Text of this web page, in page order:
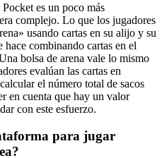
es un poco más
complejo. Lo que los jugadores
usando cartas en su alijo y su
hace combinando cartas en el
bolsa de arena vale lo mismo
evalúan las cartas en
el número total de sacos
en cuenta que hay un valor
con este esfuerzo.
para jugar